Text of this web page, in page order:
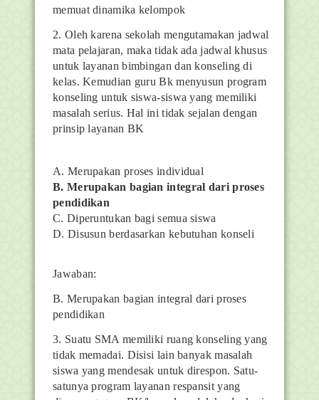
memuat dinamika kelompok
2. Oleh karena sekolah mengutamakan jadwal
mata pelajaran, maka tidak ada jadwal khusus
untuk layanan bimbingan dan konseling di
kelas. Kemudian guru Bk menyusun program
konseling untuk siswa-siswa yang memiliki
masalah serius. Hal ini tidak sejalan dengan
prinsip layanan BK
A. Merupakan proses individual
B. Merupakan bagian integral dari proses
pendidikan
C. Diperuntukan bagi semua siswa
D. Disusun berdasarkan kebutuhan konseli
Jawaban:
B. Merupakan bagian integral dari proses
pendidikan
3. Suatu SMA memiliki ruang konseling yang
tidak memadai. Disisi lain banyak masalah
siswa yang mendesak untuk direspon. Satu-
satunya program layanan respansit yang